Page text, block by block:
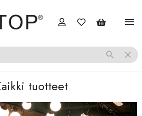
menu
search close
tuotteet